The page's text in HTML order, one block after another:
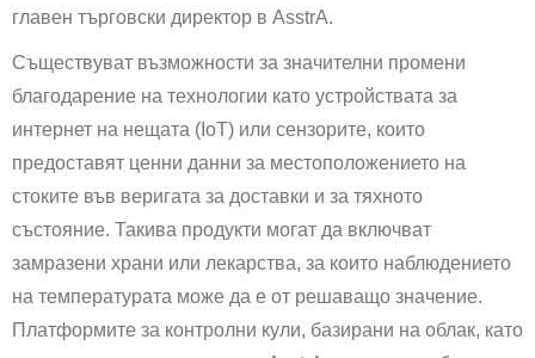
главен търговски директор в AsstrA.
Съществуват възможности за значителни промени
благодарение на технологии като устройствата за
интернет на нещата (IoT) или сензорите, които
предоставят ценни данни за местоположението на
стоките във веригата за доставки и за тяхното
състояние. Такива продукти могат да включват
замразени храни или лекарства, за които наблюдението
на температурата може да е от решаващо значение.
Платформите за контролни кули, базирани на облак, като